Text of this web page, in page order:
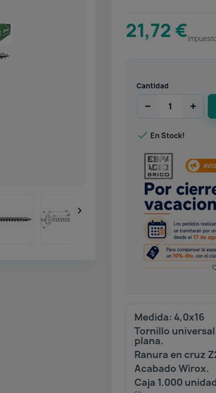

21,72 €
Cantidad
− +
 En Stock!
Medida: 4,0x16
Tornillo
plana.
Ranura en cruz
Acabado Wirox.
Caja 1.000